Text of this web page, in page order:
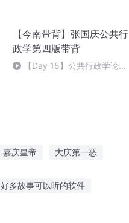
【今南带背】张国庆公共行
政学第四版带背
【Day 15】公共行政学论述
嘉庆皇帝 大庆第一恶
好多故事可以听的软件